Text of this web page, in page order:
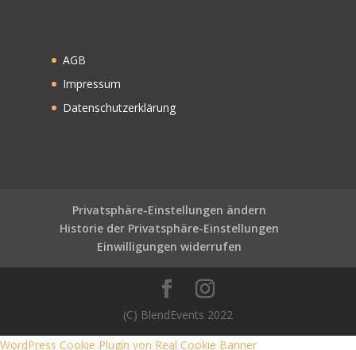
AGB
Impressum
Datenschutzerklärung
Privatsphäre-Einstellungen ändern
Historie der Privatsphäre-Einstellungen
Einwilligungen widerrufen
(C) BlendEvents 2022
WordPress Cookie Plugin von Real Cookie Banner